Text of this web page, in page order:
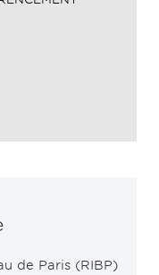
de Paris (RIBP)